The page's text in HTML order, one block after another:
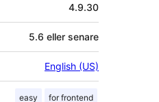
4.9.30
5.6 eller senare
English (US)
easy for frontend